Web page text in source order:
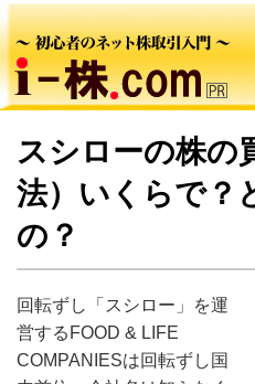
スシローの株の
法）いくらで？
の？
回転ずし「スシロー」を運
営するFOOD & LIFE
COMPANIESは回転ずし国